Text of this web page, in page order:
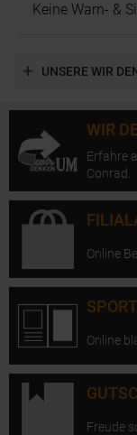
Keine Warn- &
UNSERE WIR
WIR
Erfahre
Conrad.
Online
Online
Freude